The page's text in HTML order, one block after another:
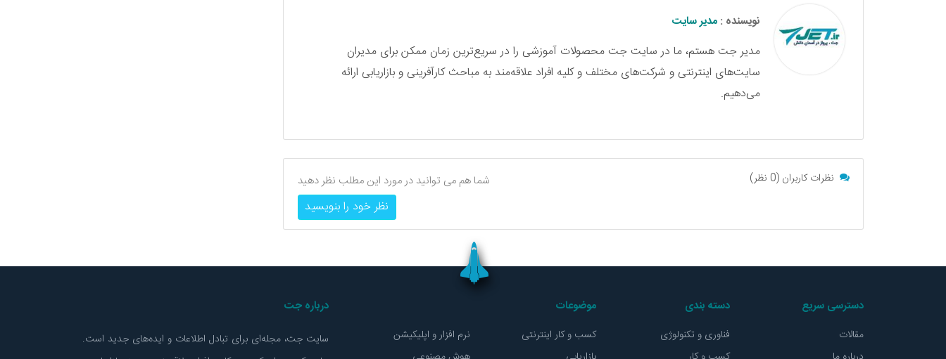
نویسنده : مدیر سایت
مدیر جت هستم، ما در سایت جت محصولات آموزشی را در سریع‌ترین زمان ممکن برای مدیران
سایت‌های اینترنتی و شرکت‌های مختلف و کلیه افراد علاقه‌مند به مباحث کارآفرینی و بازاریابی ارائه
می‌دهیم.
نظرات کاربران (0 نظر) شما هم می توانید در مورد این مطلب نظر دهید
نظر خود را بنویسید
دسترسی سریع
مقالات
دسته بندی
فناوری و تکنولوژی
موضوعات
کسب و کار اینترنتی
نرم افزار و اپلیکیشن
درباره جت
سایت جت، مجله‌ای برای تبادل اطلاعات و ایده‌های جدید است.